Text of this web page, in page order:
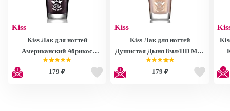
Kiss
Kiss Лак для ногтей
Американский Абрикос
8мл/HD Mini Nail Polish
MNP28
179 ₽
Kiss
Kiss Лак для ногтей
Душистая Дыня 8мл/HD Mini
Nail Polish MNP27
179 ₽